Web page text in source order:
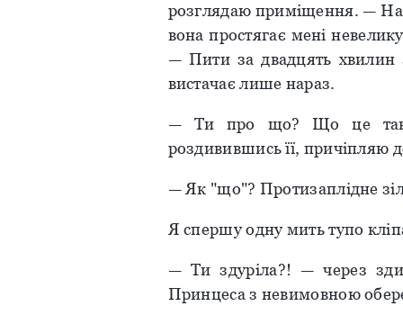
розглядаю приміщення. —
вона простягає мені
— Пити за двадцять хвилин
вистачає лише нараз.
— Ти про що? Що це
роздивившись її, причіпляю
— Як "що"? Протизаплідне
Я спершу одну мить тупо
— Ти здуріла?! — через
Принцеса з невимовною